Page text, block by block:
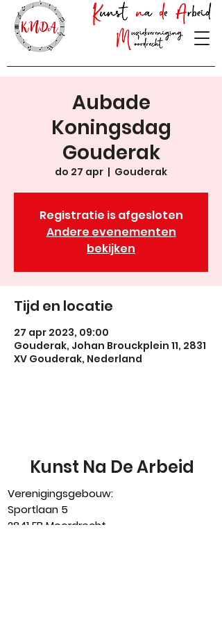
Aubade
Koningsdag
Gouderak
do 27 apr
  |
Gouderak
Registratie is afgesloten
Andere evenementen
bekijken
Tijd en locatie
27 apr 2023, 09:00
Gouderak, Johan Brouckplein 11, 2831
XV Gouderak, Nederland
Kunst Na De Arbeid
Verenigingsgebouw:
Sportlaan 5
2841 EB Moordrecht